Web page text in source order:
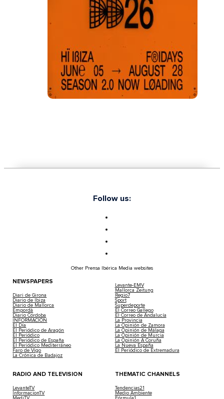
Follow us:
Other Prensa Ibérica Media websites
NEWSPAPERS
Diari de Girona
Diario de Ibiza
Diario de Mallorca
Empordà
Diario Córdoba
INFORMACIÓN
El Día
El Periódico de Aragón
El Periódico
El Periódico de España
El Periódico Mediterráneo
Faro de Vigo
La Crónica de Badajoz
Levante-EMV
Mallorca Zeitung
Regio7
Sport
Superdeporte
El Correo Gallego
El Correo de Andalucía
La Provincia
La Opinión de Zamora
La Opinión de Málaga
La Opinión de Murcia
La Opinión A Coruña
La Nueva España
El Periódico de Extremadura
RADIO AND TELEVISION
LevanteTV
InformacionTV
THEMATIC CHANNELS
Tendencias21
Medio Ambiente